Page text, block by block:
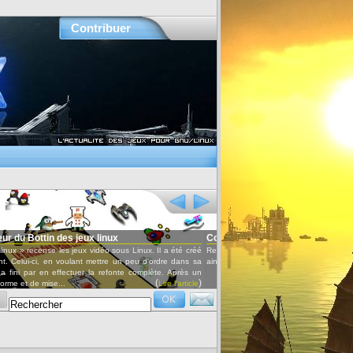
Contribuer
été créé
dans sa
un
l'article)
Conférences audio et vidéo
Retrouvez les conférences données lors des Ubuntu party ou d'autres événements,
ainsi que les interviews par OxyRadio.